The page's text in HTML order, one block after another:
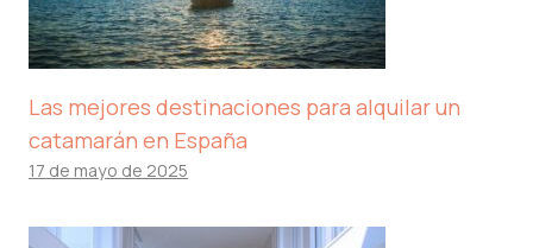
Las mejores destinaciones para alquilar un
catamarán en España
17 de mayo de 2025